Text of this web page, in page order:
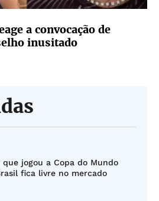
a convocação de
inusitado
que jogou a Copa do Mundo
fica livre no mercado